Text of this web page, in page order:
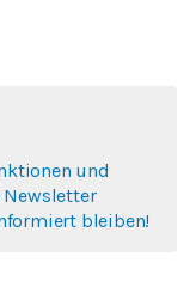
und
bleiben!